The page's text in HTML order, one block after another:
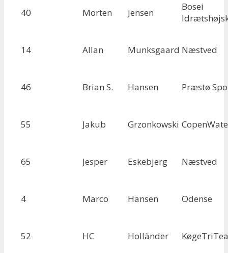
40 Morten Jensen
Bosei
14 Allan Munksgaard Næstved
46 Brian S. Hansen Præstø
55 Jakub Grzonkowski
65 Jesper Eskebjerg Næstved
4 Marco Hansen Odense
52 HC Holländer